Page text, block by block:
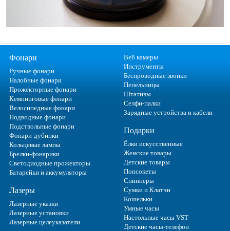
Фонари
Ручные фонари
Налобные фонари
Прожекторные фонари
Кемпинговые фонари
Велосипедные фонари
Подводные фонари
Подствольные фонари
Фонари-дубинки
Кольцевые лампы
Брелки-фонарики
Светодиодные прожекторы
Батарейки и аккумуляторы
Лазеры
Лазерные указки
Лазерные установки
Лазерные целеуказатели
Веб камеры
Инструменты
Беспроводные звонки
Пепельницы
Штативы
Селфи-палки
Зарядные устройства и кабели
Подарки
Ёлки искусственные
Женские товары
Детские товары
Попсокеты
Спиннеры
Сумки и Клатчи
Кошельки
Умные часы
Настольные часы VST
Детские часы-телефон